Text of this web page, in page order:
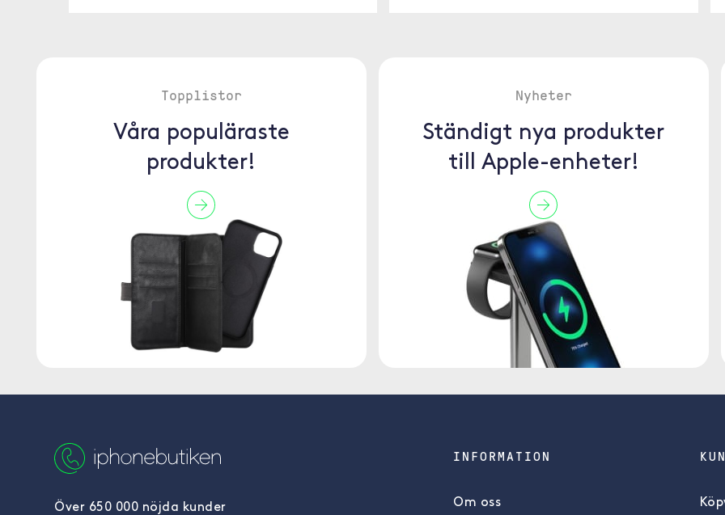
Topplistor
Våra populäraste
produkter!
Nyheter
Ständigt nya produkter
till Apple-enheter!
Över 650 000 nöjda kunder
INFORMATION
Om oss